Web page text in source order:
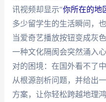
讯视频却显示"你所在的地
多少留学生的生活瞬间，
当爱奇艺播放按钮变成灰
一种文化隔阂会突然涌入
对的困境：在国外看不了
从根源剖析问题，并给出
方案，让你轻松跨越地理鸿